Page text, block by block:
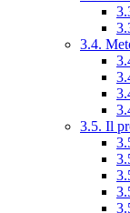
3.4.
3.5. Il